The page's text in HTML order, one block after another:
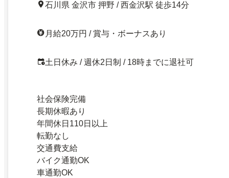
石川県 金沢市 押野 / 西金沢駅 徒歩14分
月給20万円 / 賞与・ボーナスあり
土日休み / 週休2日制 / 18時までに退社可
社会保険完備
長期休暇あり
年間休日110日以上
転勤なし
交通費支給
バイク通勤OK
車通勤OK